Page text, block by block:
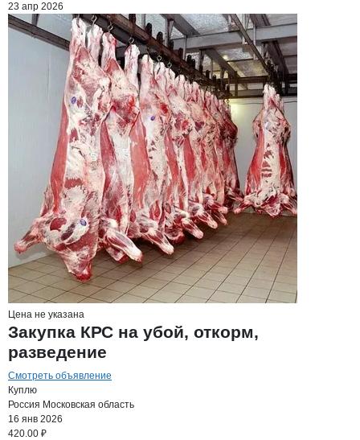
23 апр 2026
Цена не указана
Закупка КРС на убой, откорм,
разведение
Смотреть объявление
Куплю
Россия Московская область
16 янв 2026
420.00 ₽